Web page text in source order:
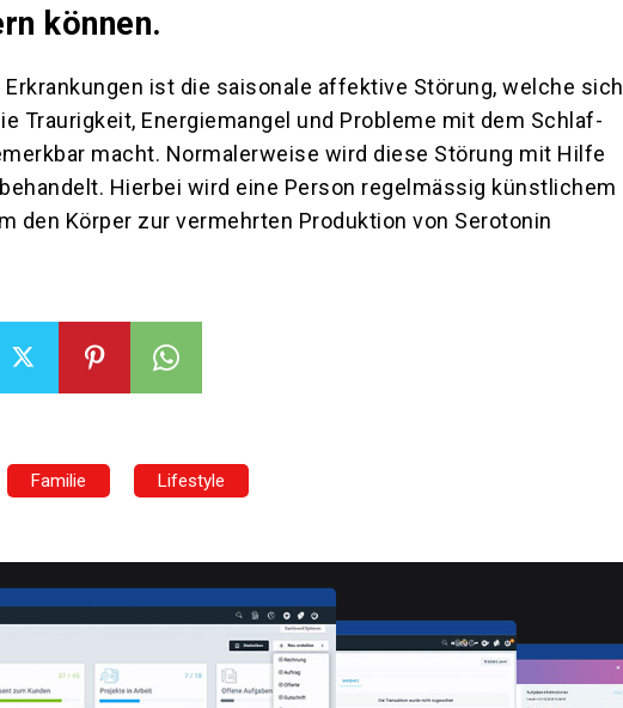
können.
ist die saisonale affektive Störung, welche sich
Traurigkeit, Energiemangel und Probleme mit dem Schlaf-
macht. Normalerweise wird diese Störung mit Hilfe
Hierbei wird eine Person regelmässig künstlichem
den Körper zur vermehrten Produktion von Serotonin
Familie Lifestyle